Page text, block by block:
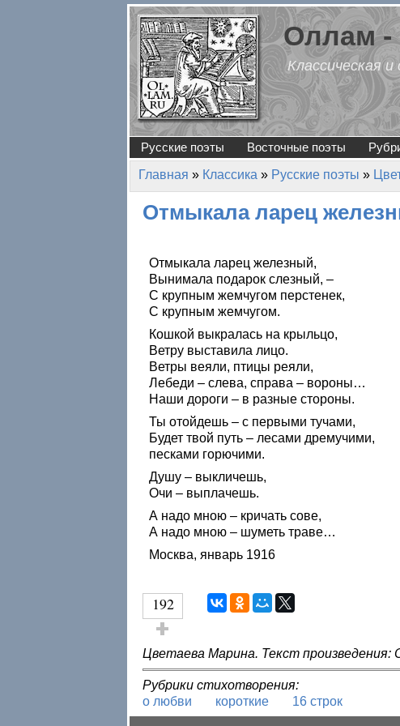
Перейти к основному содержанию
Оллам -
Классическая
Русские поэты Восточные поэты
Вы здесь
Главная » Классика » Русские поэты »
Отмыкала ларец
Отмыкала ларец железный,
Вынимала подарок слезный, –
С крупным жемчугом перстенек,
С крупным жемчугом.
Кошкой выкралась на крыльцо,
Ветру выставила лицо.
Ветры веяли, птицы реяли,
Лебеди – слева, справа – вороны…
Наши дороги – в разные стороны.
Ты отойдешь – с первыми тучами,
Будет твой путь – лесами дремучими,
песками горючими.
Душу – выкличешь,
Очи – выплачешь.
А надо мною – кричать сове,
А надо мною – шуметь траве…
Москва, январь 1916
192
Голос за!
Цветаева Марина. Текст
Рубрики стихотворения:
о любви
короткие 16 строк